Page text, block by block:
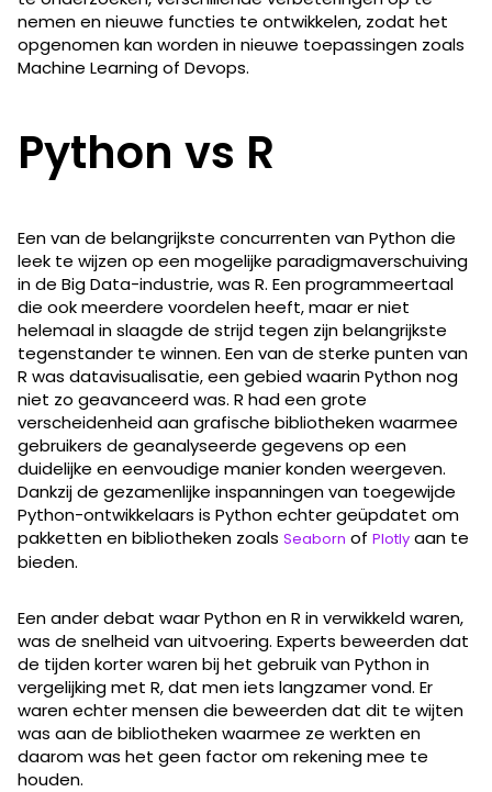
nemen en nieuwe functies te ontwikkelen, zodat het
opgenomen kan worden in nieuwe toepassingen zoals
Machine Learning of Devops.
Python vs R
Een van de belangrijkste concurrenten van Python die
leek te wijzen op een mogelijke paradigmaverschuiving
in de Big Data-industrie, was R. Een programmeertaal
die ook meerdere voordelen heeft, maar er niet
helemaal in slaagde de strijd tegen zijn belangrijkste
tegenstander te winnen. Een van de sterke punten van
R was datavisualisatie, een gebied waarin Python nog
niet zo geavanceerd was. R had een grote
verscheidenheid aan grafische bibliotheken waarmee
gebruikers de geanalyseerde gegevens op een
duidelijke en eenvoudige manier konden weergeven.
Dankzij de gezamenlijke inspanningen van toegewijde
Python-ontwikkelaars is Python echter geüpdatet om
pakketten en bibliotheken zoals Seaborn of Plotly aan te
bieden.
Een ander debat waar Python en R in verwikkeld waren,
was de snelheid van uitvoering. Experts beweerden dat
de tijden korter waren bij het gebruik van Python in
vergelijking met R, dat men iets langzamer vond. Er
waren echter mensen die beweerden dat dit te wijten
was aan de bibliotheken waarmee ze werkten en
daarom was het geen factor om rekening mee te
houden.